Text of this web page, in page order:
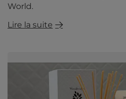
World.
Lire la suite